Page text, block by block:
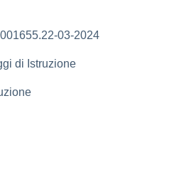
03-2024
di Istruzione